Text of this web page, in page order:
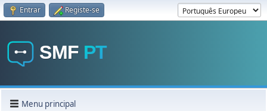
Entrar Registe-se
Menu principal